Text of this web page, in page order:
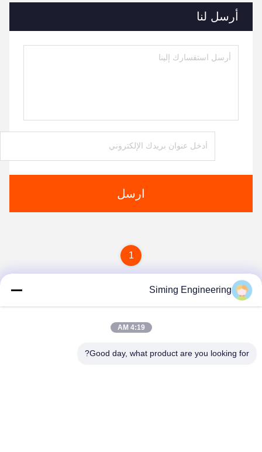
أرسل لنا
ارسل
1
Siming Engineering
4:19 AM
Good day, what product are you looking for?